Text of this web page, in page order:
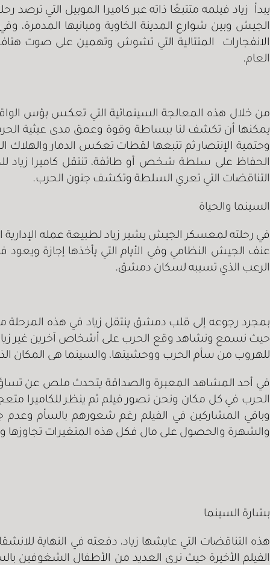
يبدأ زياد فيلمه متتبعًا ذاته عبر كاميرا الموبيل التي
الجيش وبين شوارع المدينة الخاوية ومبانيها
الانفجارات المتتالية التي تشوش وتهمين على صوت
العام.
من خلال هذه المعالجة السينمائية التي تعكس بؤس
يمكنها أن تكشف لنا ببساطة وقوة وعمق مدى عبثية
وحتمية الإنتصار ثم تتبعها لقطات تعكس الدمار
الحفاظ على سلطة شخص أو طائفة، تنتقل كاميرا زياد
التناقضات التي تعري السلطة وتكشف جنون الحرب.
السينما والحياة
في رحلته لمعسكر الجيش يشير زياد لطبيعة عمله الإدارية
عنف الجيش النظامي وفي الأيام التي يأخذها إجازة
الرعب الذي تسببه لسكان دمشق.
بمجرد رجوعه إلى قلب دمشق ينتقل زياد في هذه المرحلة
حيث نسمع ونشاهد وقع الحرب على أشخاص آخرين غير
للهروب من سأم الحرب ووحشيتها، والسينما هى المكان
في أحد المشاهد المعبرة والصداقة يتحدث ملص عن
الحرب في كل مكان ونحن نصور فيلم ثم ينظر للكاميرا
وباقي المشاركين في الفيلم رغم شعورهم بالسأم
والشهرة والحصول على مال فكل هذه المتغيرات تجاوزها
بشارة السينما
هذه التناقضات التي عايشها زياد، دفعته في النهاية
الفيلم الأخيرة حيث نرى العديد من الأطفال